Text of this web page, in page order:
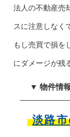
法人の不動産売
スに注意しなく
もし売買で損を
にダメージが残
▼ 物件情
淡路